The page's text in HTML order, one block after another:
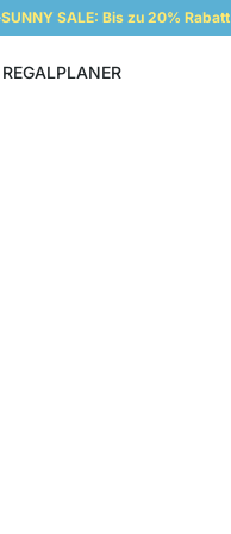
SUNNY SALE: Bis zu 20% Rabatt
REGALPLANER